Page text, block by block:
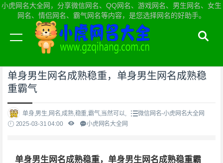
小虎网名大全网，分享微信网名、QQ网名、游戏网名、男生网名、女生
网名、情侣网名、霸气网名等内容，是您选择网名的好助手。
当前位置：小虎网名大全网首页>微信网名
单身男生网名成熟稳重，单身男生网名成熟稳
重霸气
单身,男生,网名,成熟,稳重,霸气,当然可以,
微信网名-小虎网名大全网
2025-03-31 04:00
小虎网名大全网
单身男生网名成熟稳重，单身男生网名成熟稳重霸